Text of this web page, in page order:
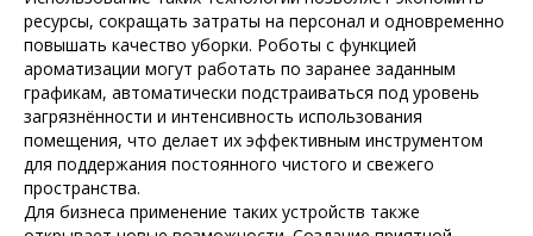
ресурсы, сокращать затраты на персонал и одновременно
повышать качество уборки. Роботы с функцией
ароматизации могут работать по заранее заданным
графикам, автоматически подстраиваться под уровень
загрязнённости и интенсивность использования
помещения, что делает их эффективным инструментом
для поддержания постоянного чистого и свежего
пространства.
Для бизнеса применение таких устройств также